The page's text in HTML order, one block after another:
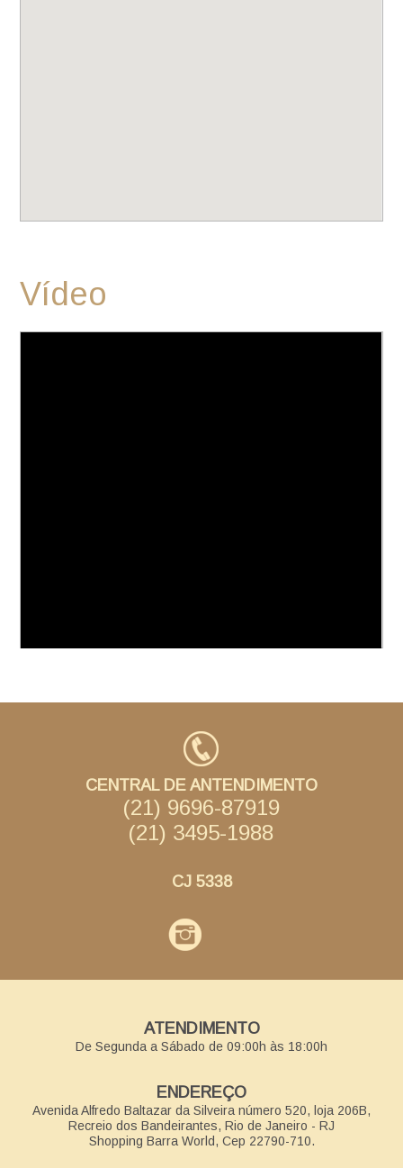
Vídeo
CENTRAL DE ANTENDIMENTO
(21) 9696-87919
(21) 3495-1988
CJ 5338
ATENDIMENTO
De Segunda a Sábado de 09:00h às 18:00h
ENDEREÇO
Avenida Alfredo Baltazar da Silveira número 520, loja 206B,
Recreio dos Bandeirantes, Rio de Janeiro - RJ
Shopping Barra World, Cep 22790-710.